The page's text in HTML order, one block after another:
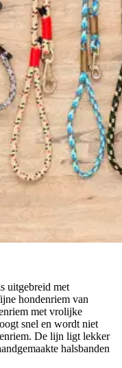
uitgebreid met
hondenriem van
met vrolijke
snel en wordt niet
De lijn ligt lekker
halsbanden